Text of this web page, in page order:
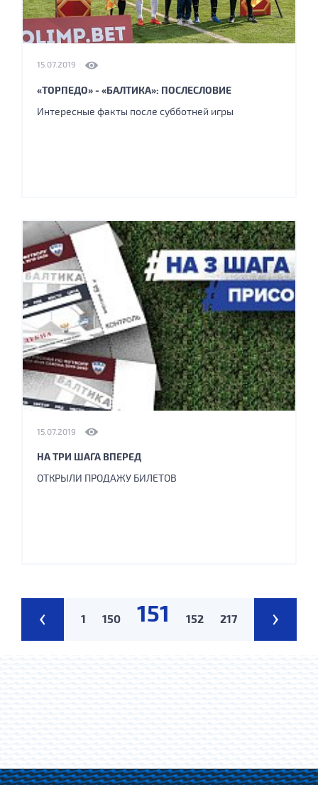
15.07.2019
«ТОРПЕДО» - «БАЛТИКА»: ПОСЛЕСЛОВИЕ
​​​​​​​Интересные факты после субботней игры
15.07.2019
НА ТРИ ШАГА ВПЕРЕД
ОТКРЫЛИ ПРОДАЖУ БИЛЕТОВ
‹ 1 150 151 152 217 ›